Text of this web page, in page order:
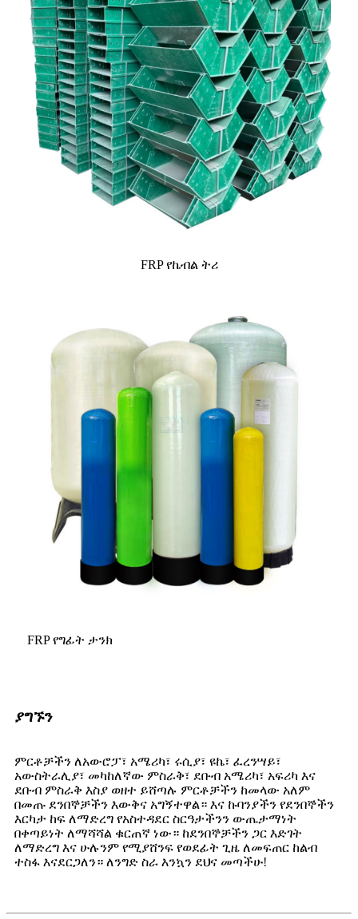
FRP የኬብል ትሪ
FRP የግፊት ታንክ
ያግኙን
ምርቶቻችን ለአውሮፓ፣ አሜሪካ፣ ሩሲያ፣ ዩኬ፣ ፈረንሣይ፣
አውስትራሊያ፣ መካከለኛው ምስራቅ፣ ደቡብ አሜሪካ፣ አፍሪካ እና
ደቡብ ምስራቅ እስያ ወዘተ ይሸጣሉ ምርቶቻችን ከመላው አለም
በመጡ ደንበኞቻችን እውቅና አግኝተዋል። እና ኩባንያችን የደንበኞችን
እርካታ ከፍ ለማድረግ የአስተዳደር ስርዓታችንን ውጤታማነት
በቀጣይነት ለማሻሻል ቁርጠኛ ነው። ከደንበኞቻችን ጋር እድገት
ለማድረግ እና ሁሉንም የሚያሸንፍ የወደፊት ጊዜ ለመፍጠር ከልብ
ተስፋ እናደርጋለን። ለንግድ ስራ እንኳን ደህና መጣችሁ!